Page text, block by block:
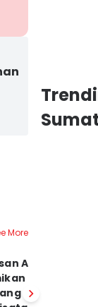
More
AHM